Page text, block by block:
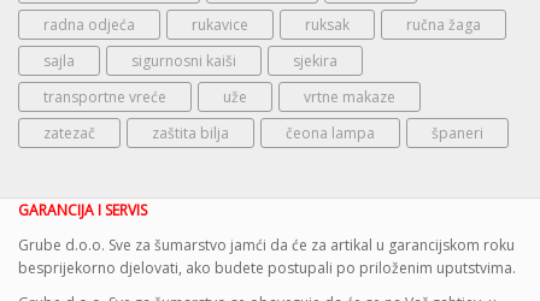
radna odjeća
rukavice ruksak
ručna žaga
sajla
sigurnosni kaiši
sjekira
transportne vreće
uže
vrtne makaze
zatezač
zaštita bilja čeona lampa španeri
GARANCIJA I SERVIS
Grube d.o.o. Sve za šumarstvo jamći da će za artikal u garancijskom roku
besprijekorno djelovati, ako budete postupali po priloženim uputstvima.